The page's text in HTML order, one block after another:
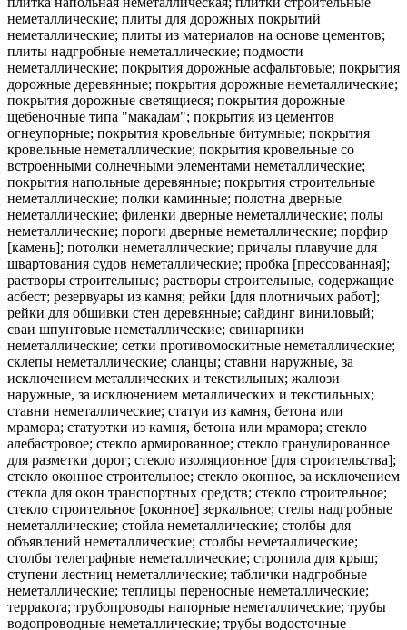
неметаллические; плиты для дорожных покрытий
неметаллические; плиты из материалов на основе цементов;
плиты надгробные неметаллические; подмости
неметаллические; покрытия дорожные асфальтовые; покрытия
дорожные деревянные; покрытия дорожные неметаллические;
покрытия дорожные светящиеся; покрытия дорожные
щебеночные типа "макадам"; покрытия из цементов
огнеупорные; покрытия кровельные битумные; покрытия
кровельные неметаллические; покрытия кровельные со
встроенными солнечными элементами неметаллические;
покрытия напольные деревянные; покрытия строительные
неметаллические; полки каминные; полотна дверные
неметаллические; филенки дверные неметаллические; полы
неметаллические; пороги дверные неметаллические; порфир
[камень]; потолки неметаллические; причалы плавучие для
швартования судов неметаллические; пробка [прессованная];
растворы строительные; растворы строительные, содержащие
асбест; резервуары из камня; рейки [для плотничьих работ];
рейки для обшивки стен деревянные; сайдинг виниловый;
сваи шпунтовые неметаллические; свинарники
неметаллические; сетки противомоскитные неметаллические;
склепы неметаллические; сланцы; ставни наружные, за
исключением металлических и текстильных; жалюзи
наружные, за исключением металлических и текстильных;
ставни неметаллические; статуи из камня, бетона или
мрамора; статуэтки из камня, бетона или мрамора; стекло
алебастровое; стекло армированное; стекло гранулированное
для разметки дорог; стекло изоляционное [для строительства];
стекло оконное строительное; стекло оконное, за исключением
стекла для окон транспортных средств; стекло строительное;
стекло строительное [оконное] зеркальное; стелы надгробные
неметаллические; стойла неметаллические; столбы для
объявлений неметаллические; столбы неметаллические;
столбы телеграфные неметаллические; стропила для крыш;
ступени лестниц неметаллические; таблички надгробные
неметаллические; теплицы переносные неметаллические;
терракота; трубопроводы напорные неметаллические; трубы
водопроводные неметаллические; трубы водосточные